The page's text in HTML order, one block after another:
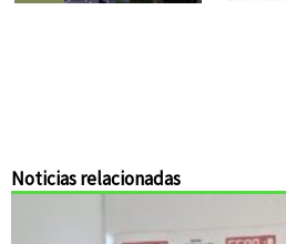
Noticias relacionadas